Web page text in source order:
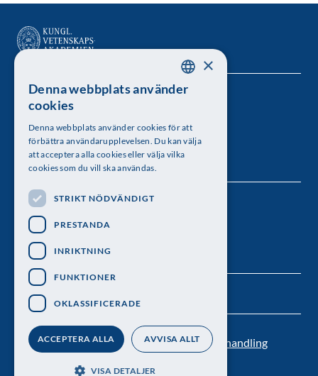
Kungl. Vetenskapsakademien
Besöksadress: Lilla Frescativägen 4A
Telefon: 08-673 95 00
Kontakt Nyhetsbrev
Personuppgiftsbehandling
Följ oss
SWEDISH
×
Denna webbplats använder
cookies
Denna webbplats använder cookies för att
förbättra användarupplevelsen. Du kan välja
att acceptera alla cookies eller välja vilka
cookies som du vill ska användas.
STRIKT NÖDVÄNDIGT
PRESTANDA
INRIKTNING
FUNKTIONER
OKLASSIFICERADE
ACCEPTERA ALLA AVVISA ALLT
VISA DETALJER